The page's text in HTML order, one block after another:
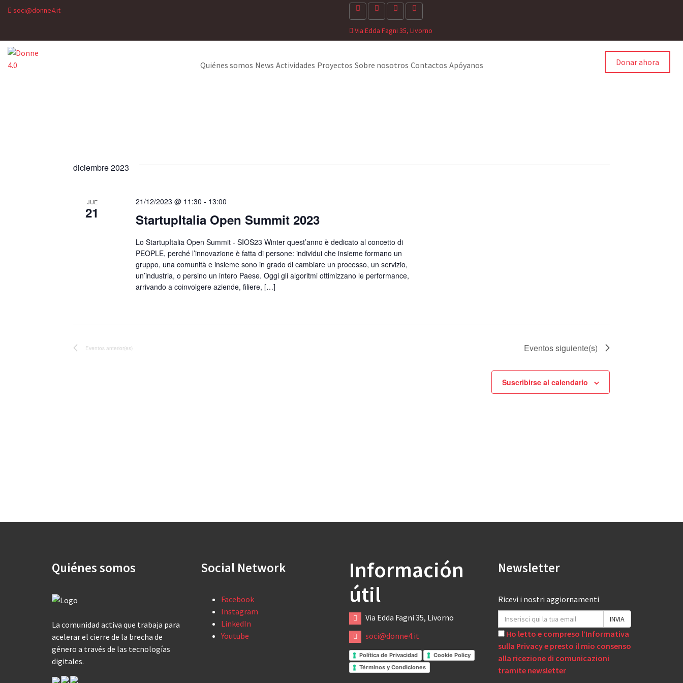
soci@donne4.it
Via Edda Fagni 35, Livorno
Quiénes somos News Actividades Proyectos Sobre nosotros Contactos Apóyanos Donar ahora
diciembre 2023
JUE
21 StartupItalia Open Summit 2023
21/12/2023 @ 11:30 - 13:00
Lo StartupItalia Open Summit - SIOS23 Winter quest’anno è dedicato al concetto di
PEOPLE, perché l’innovazione è fatta di persone: individui che insieme formano un
gruppo, una comunità e insieme sono in grado di cambiare un processo, un servizio,
un’industria, o persino un intero Paese. Oggi gli algoritmi ottimizzano le performance,
arrivando a coinvolgere aziende, filiere, […]
Eventos anterior(es) Eventossiguiente(s)
Suscribirse al calendario
Quiénes somos
La comunidad activa que trabaja para
acelerar el cierre de la brecha de
género a través de las tecnologías
digitales.
Social Network
Facebook
Instagram
LinkedIn
Youtube
Información
útil
Via Edda Fagni 35, Livorno
soci@donne4.it
Política de Privacidad
Cookie Policy
Términos y Condiciones
Newsletter
Ricevi i nostri aggiornamenti
Ho letto e compreso l’Informativa
sulla Privacy e presto il mio consenso
alla ricezione di comunicazioni
tramite newsletter